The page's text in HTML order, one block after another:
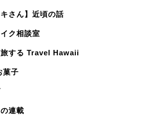
キさん】近頃の話
ク相談室
する Travel Hawaii
菓子
連載